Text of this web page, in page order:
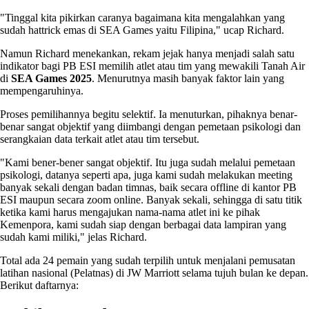
"Tinggal kita pikirkan caranya bagaimana kita mengalahkan yang
sudah hattrick emas di SEA Games yaitu Filipina," ucap Richard.
Namun Richard menekankan, rekam jejak hanya menjadi salah satu
indikator bagi PB ESI memilih atlet atau tim yang mewakili Tanah Air
di SEA Games 2025. Menurutnya masih banyak faktor lain yang
mempengaruhinya.
Proses pemilihannya begitu selektif. Ia menuturkan, pihaknya benar-
benar sangat objektif yang diimbangi dengan pemetaan psikologi dan
serangkaian data terkait atlet atau tim tersebut.
"Kami bener-bener sangat objektif. Itu juga sudah melalui pemetaan
psikologi, datanya seperti apa, juga kami sudah melakukan meeting
banyak sekali dengan badan timnas, baik secara offline di kantor PB
ESI maupun secara zoom online. Banyak sekali, sehingga di satu titik
ketika kami harus mengajukan nama-nama atlet ini ke pihak
Kemenpora, kami sudah siap dengan berbagai data lampiran yang
sudah kami miliki," jelas Richard.
Total ada 24 pemain yang sudah terpilih untuk menjalani pemusatan
latihan nasional (Pelatnas) di JW Marriott selama tujuh bulan ke depan.
Berikut daftarnya: